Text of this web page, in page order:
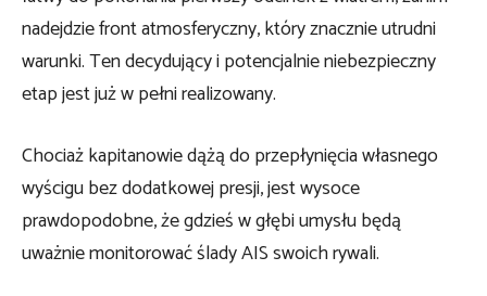
nadejdzie front atmosferyczny, który znacznie utrudni
warunki. Ten decydujący i potencjalnie niebezpieczny
etap jest już w pełni realizowany.
Chociaż kapitanowie dążą do przepłynięcia własnego
wyścigu bez dodatkowej presji, jest wysoce
prawdopodobne, że gdzieś w głębi umysłu będą
uważnie monitorować ślady AIS swoich rywali.